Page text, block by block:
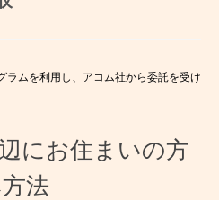
ラムを利用し、アコム社から委託を受け
にお住まいの方
法